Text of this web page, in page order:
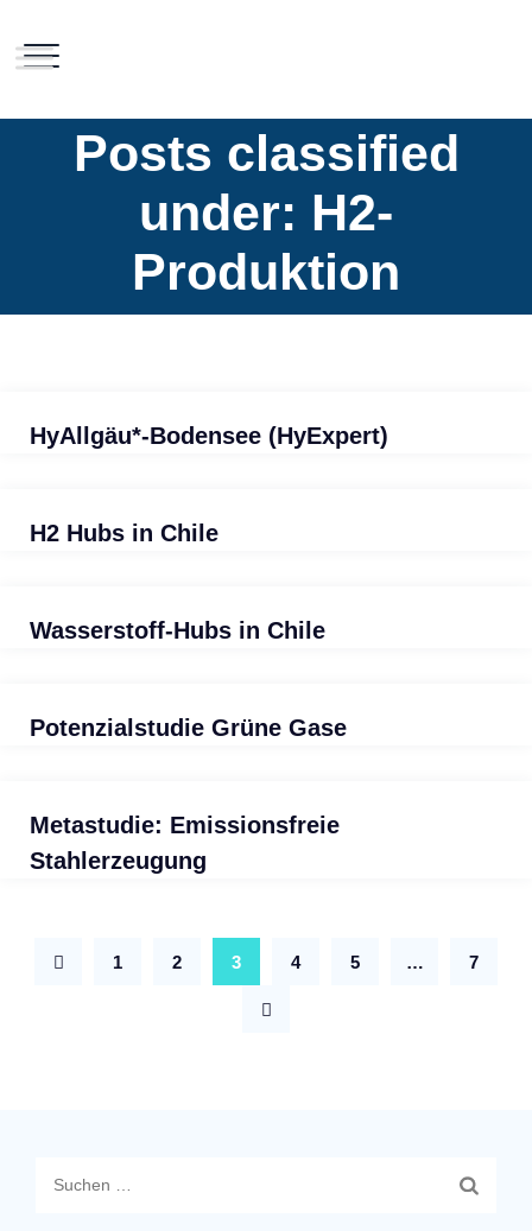
Posts classified
under: H2-
Produktion
HyAllgäu*-Bodensee (HyExpert)
H2 Hubs in Chile
Wasserstoff-Hubs in Chile
Potenzialstudie Grüne Gase
Metastudie: Emissionsfreie
Stahlerzeugung
1 2 3 4 5 … 7